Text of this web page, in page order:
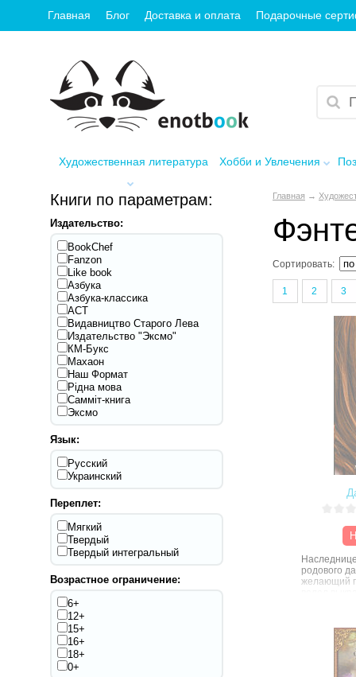
Главная Блог Доставка и оплата Подарочные
Художественная литература Хобби и Увлечения
Книги по параметрам:
Издательство:
BookChef
Fanzon
Like book
Азбука
Азбука-классика
АСТ
Видавництво Старого Лева
Издательство "Эксмо"
КМ-Букс
Махаон
Наш Формат
Рідна мова
Самміт-книга
Эксмо
Язык:
Русский
Украинский
Переплет:
Мягкий
Твердый
Твердый интегральный
Возрастное ограничение:
6+
12+
15+
16+
18+
0+
Главная →
Сортировать:
1 2 3
родового
желающий
младенца.
с его
приют,
Джим